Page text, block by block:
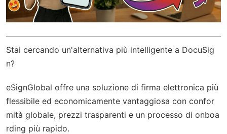
Stai cercando un'alternativa più intelligente a DocuSig
n?
eSignGlobal offre una soluzione di firma elettronica più
flessibile ed economicamente vantaggiosa con confor
mità globale, prezzi trasparenti e un processo di onboa
rding più rapido.